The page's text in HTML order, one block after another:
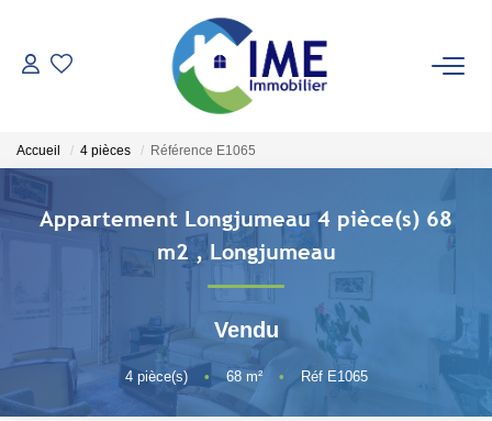
ACHETER
LOUER
Conciergerie
Espace Client
Accueil 4 pièces Référence E1065
Appartement Longjumeau 4 pièce(s) 68
m2 ,Longjumeau
Vendu
4pièce(s) • 68m² • Réf E1065